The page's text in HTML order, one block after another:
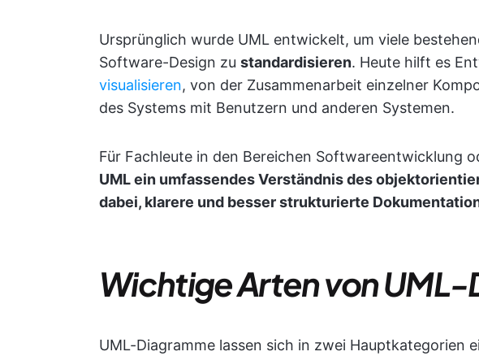
Ursprünglich wurde UML entwickelt, um viele
Software-Design zu standardisieren. Heute hilft es
visualisieren, von der Zusammenarbeit einzelner
des Systems mit Benutzern und anderen Systemen.
Für Fachleute in den Bereichen Softwareentwicklung
UML ein umfassendes Verständnis des
dabei, klarere und besser strukturierte
Wichtige Arten von
UML-Diagramme lassen sich in zwei Hauptkategorien